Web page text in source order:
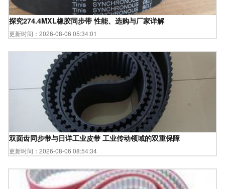
探究274.4MXL橡胶同步带 性能、选购与厂家详解
更新时间：2026-08-06 05:34:01
双面齿同步带与日详工业皮带 工业传动领域的双重保障
更新时间：2026-08-06 08:54:34